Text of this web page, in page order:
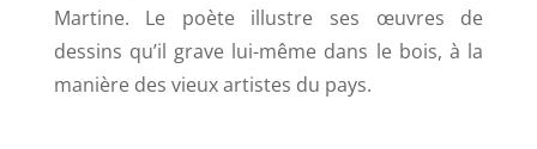
Martine. Le poète illustre ses œuvres de
dessins qu’il grave lui-même dans le bois, à la
manière des vieux artistes du pays.